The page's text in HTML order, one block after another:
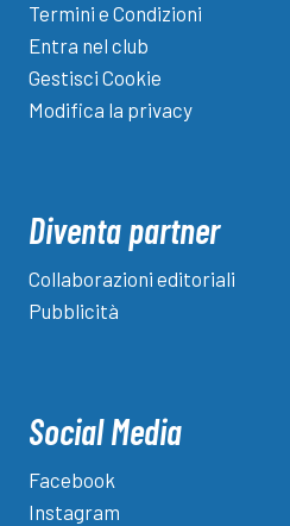
Termini e Condizioni
Entra nel club
Gestisci Cookie
Modifica la privacy
Diventa partner
Collaborazioni editoriali
Pubblicità
Social Media
Facebook
Instagram